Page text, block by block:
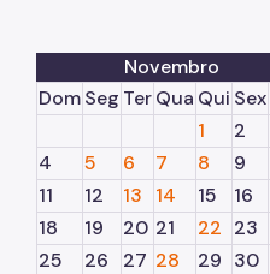
Novembro
DomSeg TerQua Qui Sex
1
2
4
5 6 7 8 9
11
12 13 14 15 16
18
19 20 21 22 23
25
26 27 28 29 30